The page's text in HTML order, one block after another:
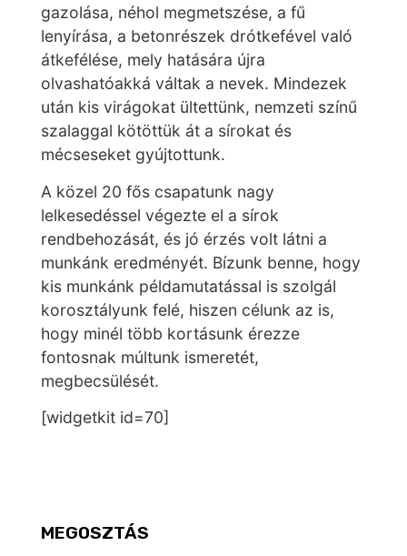
gazolása, néhol megmetszése, a fű
lenyírása, a betonrészek drótkefével való
átkefélése, mely hatására újra
olvashatóakká váltak a nevek. Mindezek
után kis virágokat ültettünk, nemzeti színű
szalaggal kötöttük át a sírokat és
mécseseket gyújtottunk.
A közel 20 fős csapatunk nagy
lelkesedéssel végezte el a sírok
rendbehozását, és jó érzés volt látni a
munkánk eredményét. Bízunk benne, hogy
kis munkánk példamutatással is szolgál
korosztályunk felé, hiszen célunk az is,
hogy minél több kortásunk érezze
fontosnak múltunk ismeretét,
megbecsülését.
[widgetkit id=70]
MEGOSZTÁS